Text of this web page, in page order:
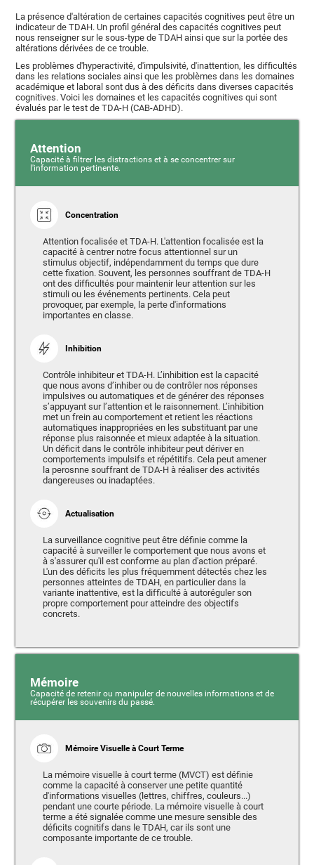
La présence d'altération de certaines capacités cognitives peut être un
indicateur de TDAH. Un profil général des capacités cognitives peut
nous renseigner sur le sous-type de TDAH ainsi que sur la portée des
altérations dérivées de ce trouble.
Les problèmes d'hyperactivité, d'impulsivité, d'inattention, les difficultés
dans les relations sociales ainsi que les problèmes dans les domaines
académique et laboral sont dus à des déficits dans diverses capacités
cognitives. Voici les domaines et les capacités cognitives qui sont
évalués par le test de TDA-H (CAB-ADHD).
Attention
Capacité à filtrer les distractions et à se concentrer sur
l'information pertinente.
Concentration
Attention focalisée et TDA-H. L'attention focalisée est la
capacité à centrer notre focus attentionnel sur un
stimulus objectif, indépendamment du temps que dure
cette fixation. Souvent, les personnes souffrant de TDA-H
ont des difficultés pour maintenir leur attention sur les
stimuli ou les événements pertinents. Cela peut
provoquer, par exemple, la perte d'informations
importantes en classe.
Inhibition
Contrôle inhibiteur et TDA-H. L’inhibition est la capacité
que nous avons d’inhiber ou de contrôler nos réponses
impulsives ou automatiques et de générer des réponses
s’appuyant sur l’attention et le raisonnement. L’inhibition
met un frein au comportement et retient les réactions
automatiques inappropriées en les substituant par une
réponse plus raisonnée et mieux adaptée à la situation.
Un déficit dans le contrôle inhibiteur peut dériver en
comportements impulsifs et répétitifs. Cela peut amener
la perosnne souffrant de TDA-H à réaliser des activités
dangereuses ou inadaptées.
Actualisation
La surveillance cognitive peut être définie comme la
capacité à surveiller le comportement que nous avons et
à s'assurer qu'il est conforme au plan d'action préparé.
L'un des déficits les plus fréquemment détectés chez les
personnes atteintes de TDAH, en particulier dans la
variante inattentive, est la difficulté à autoréguler son
propre comportement pour atteindre des objectifs
concrets.
Mémoire
Capacité de retenir ou manipuler de nouvelles informations et de
récupérer les souvenirs du passé.
Mémoire Visuelle à Court Terme
La mémoire visuelle à court terme (MVCT) est définie
comme la capacité à conserver une petite quantité
d'informations visuelles (lettres, chiffres, couleurs...)
pendant une courte période. La mémoire visuelle à court
terme a été signalée comme une mesure sensible des
déficits cognitifs dans le TDAH, car ils sont une
composante importante de ce trouble.